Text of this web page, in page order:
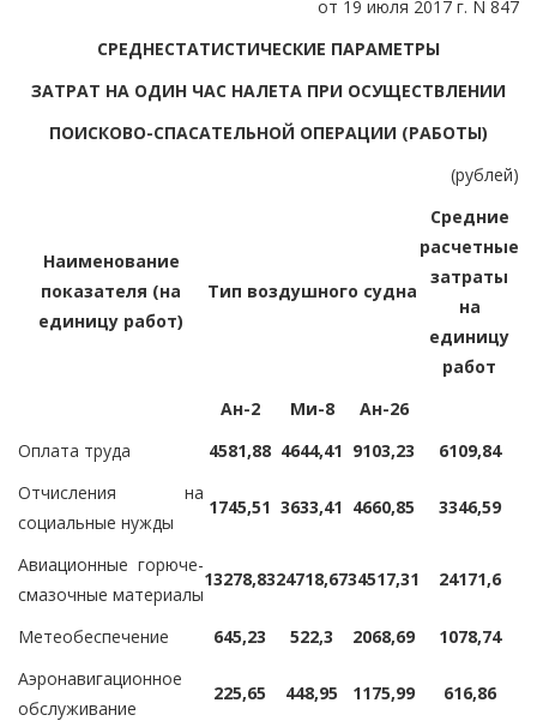
от 19 июля 2017 г. N 847
СРЕДНЕСТАТИСТИЧЕСКИЕ ПАРАМЕТРЫ
ЗАТРАТ НА ОДИН ЧАС НАЛЕТА ПРИ ОСУЩЕСТВЛЕНИИ
ПОИСКОВО-СПАСАТЕЛЬНОЙ ОПЕРАЦИИ (РАБОТЫ)
(рублей)
Наименование
показателя (на
единицу работ)
Тип воздушного судна
Средние
расчетные
затраты
на
единицу
работ
Ан-2
Ми-8
Ан-26
Оплата труда
4581,88 4644,41 9103,23
6109,84
Отчисления на
социальные нужды
1745,51 3633,41 4660,85 3346,59
Авиационные горюче-
смазочные материалы
13278,8324718,6734517,31 24171,6
Метеобеспечение 645,23 522,3 2068,69
1078,74
Аэронавигационное
обслуживание
225,65 448,95 1175,99 616,86